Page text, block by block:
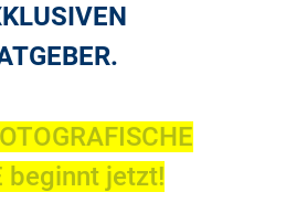
beginnt jetzt!